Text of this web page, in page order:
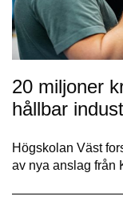
20 miljoner
hållbar
Högskolan Väst
av nya anslag från